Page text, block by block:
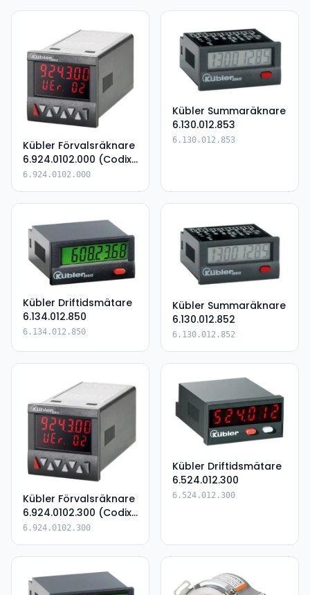
Kübler Förvalsräknare
6.924.0102.000 (Codix
924)
6.924.0102.000
Kübler Summaräknare
6.130.012.853
6.130.012.853
Kübler Driftidsmätare
6.134.012.850
6.134.012.850
Kübler Summaräknare
6.130.012.852
6.130.012.852
Kübler Förvalsräknare
6.924.0102.300 (Codix
924)
6.924.0102.300
Kübler Driftidsmätare
6.524.012.300
6.524.012.300